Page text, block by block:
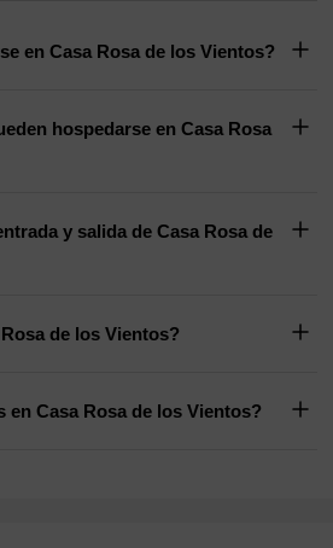
en Casa Rosa de los Vientos?
hospedarse en Casa Rosa
salida de Casa Rosa de
de los Vientos?
en Casa Rosa de los Vientos?